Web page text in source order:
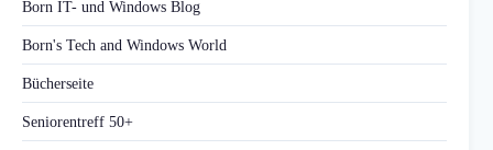
Born IT- und Windows Blog
Born's Tech and Windows World
Bücherseite
Seniorentreff 50+